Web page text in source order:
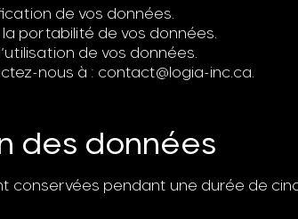
de vos données.
portabilité de vos données.
de vos données.
nous à : contact@logia-inc.ca
des données
conservées pendant une durée de